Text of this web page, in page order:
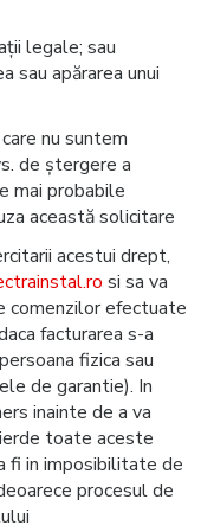
legale; sau
sau apărarea unui
nu suntem
de ștergere a
mai probabile
această solicitare
acestui drept,
si sa va
efectuate
facturarea s-a
fizica sau
de garantie). In
inainte de a va
toate aceste
fi in imposibilitate de
procesul de